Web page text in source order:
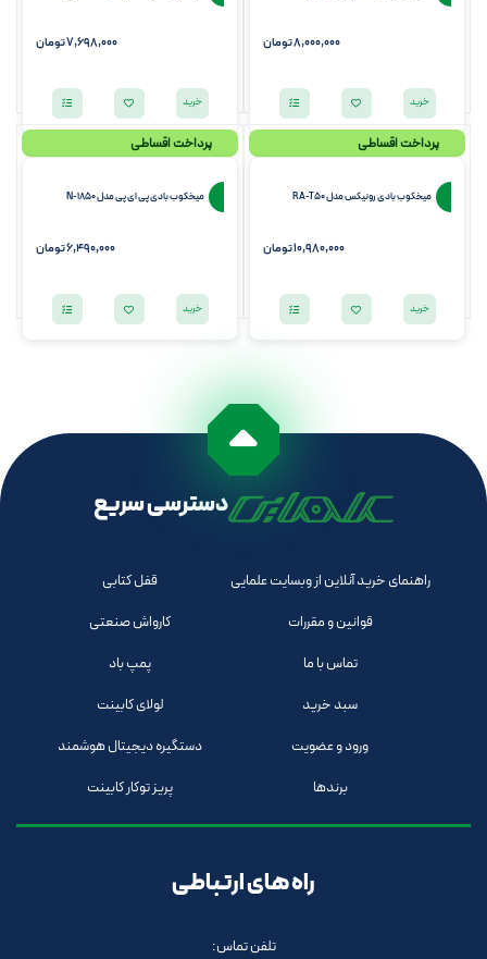
8,000,000تومان
خرید
7,698,000تومان
خرید
پرداخت اقساطی
میخکوب بادی رونیکس مدل RA-T50
10,980,000تومان
خرید
پرداخت اقساطی
میخکوب بادی پی ای پی مدل N-1850
6,490,000تومان
خرید
دسترسی سریع
راهنمای خرید آنلاین از وبسایت علمایی
قوانین و مقررات
تماس با ما
سبد خرید
ورود و عضویت
برندها
قفل کتابی
کارواش صنعتی
پمپ باد
لولای کابینت
دستگیره دیجیتال هوشمند
پریز توکار کابینت
راه های ارتباطی
تلفن تماس: